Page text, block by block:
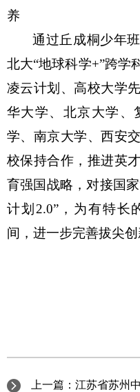
养
通过丘成桐少年
北大“地球科学+”跨学
凌云计划、高校大学
华大学、北京大学、
学、南京大学、西安
校保持合作，推进英
育强国战略，对接国
计划2.0”，为有特长
间，进一步完善拔尖创
上一篇：